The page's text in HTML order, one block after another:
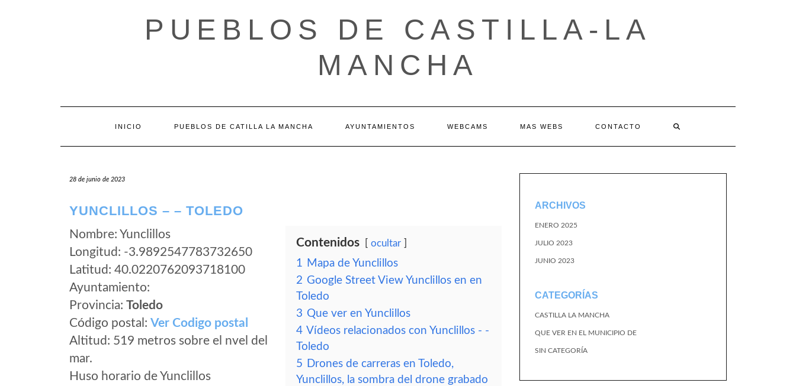
PUEBLOS DE CASTILLA-LA
MANCHA
INICIO PUEBLOS DE CATILLA LA MANCHA AYUNTAMIENTOS WEBCAMS MAS WEBS CONTACTO
28 de junio de 2023
YUNCLILLOS – – TOLEDO
Nombre: Yunclillos
Longitud: -3.9892547783732650
Latitud: 40.0220762093718100
Ayuntamiento:
Provincia: Toledo
Código postal: Ver Codigo postal
Altitud: 519 metros sobre el nvel del
mar.
Huso horario de Yunclillos
Contenidos ocultar
1 Mapa de Yunclillos
2 Google Street View Yunclillos en en
Toledo
3 Que ver en Yunclillos
4 Vídeos relacionados con Yunclillos - -
Toledo
5 Drones de carreras en Toledo,
Yunclillos, la sombra del drone grabado
ARCHIVOS
ENERO 2025
JULIO 2023
JUNIO 2023
CATEGORÍAS
CASTILLA LA MANCHA
QUE VER EN EL MUNICIPIO DE
SIN CATEGORÍA